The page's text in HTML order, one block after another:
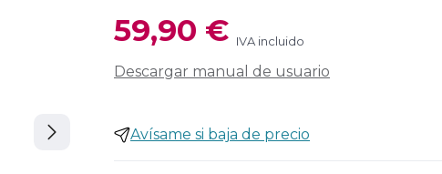
59,90 € IVA incluido
Descargar manual de usuario
Avísame si baja de precio